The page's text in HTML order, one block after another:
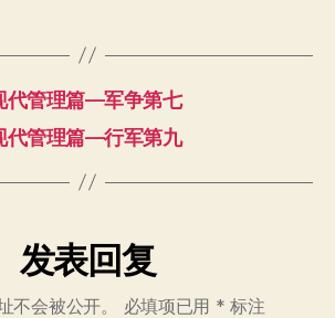
代管理篇—军争第七
代管理篇—行军第九
发表回复
不会被公开。 必填项已用 * 标注